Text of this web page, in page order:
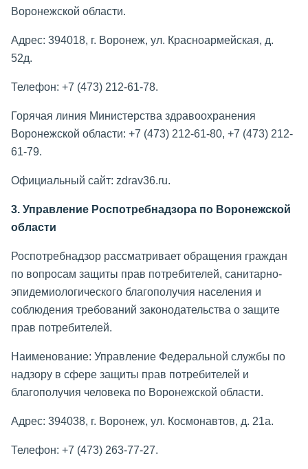
Воронежской области.
Адрес: 394018, г. Воронеж, ул. Красноармейская, д.
52д.
Телефон: +7 (473) 212-61-78.
Горячая линия Министерства здравоохранения
Воронежской области: +7 (473) 212-61-80, +7 (473) 212-
61-79.
Официальный сайт: zdrav36.ru.
3. Управление Роспотребнадзора по Воронежской
области
Роспотребнадзор рассматривает обращения граждан
по вопросам защиты прав потребителей, санитарно-
эпидемиологического благополучия населения и
соблюдения требований законодательства о защите
прав потребителей.
Наименование: Управление Федеральной службы по
надзору в сфере защиты прав потребителей и
благополучия человека по Воронежской области.
Адрес: 394038, г. Воронеж, ул. Космонавтов, д. 21а.
Телефон: +7 (473) 263-77-27.